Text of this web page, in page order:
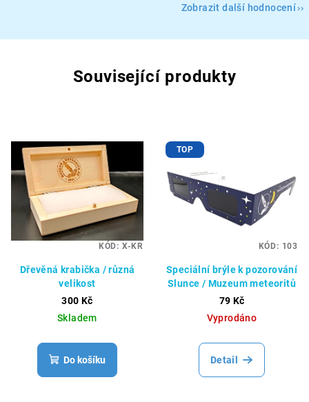
Zobrazit další hodnocení
Související produkty
Dřevěná krabička / různá
velikost
300 Kč
Skladem
Do košíku
KÓD: X-KR
TOP
Speciální brýle k pozorování
Slunce / Muzeum meteoritů
79 Kč
Vyprodáno
Detail
KÓD: 103